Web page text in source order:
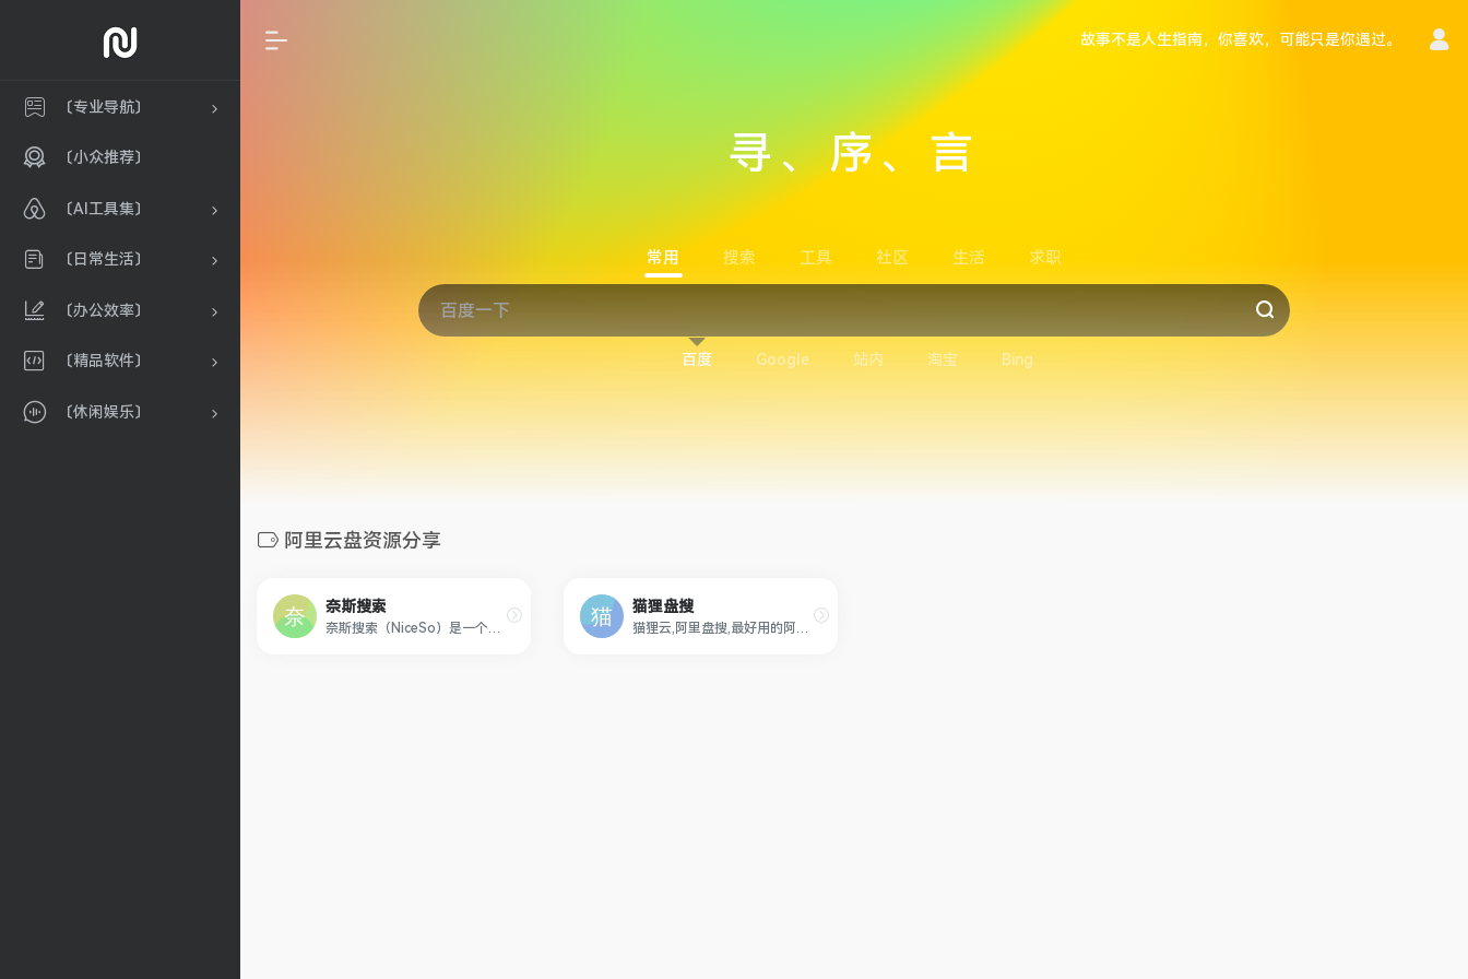
〔专业导航〕
〔小众推荐〕
〔AI工具集〕
〔日常生活〕
〔办公效率〕
〔精品软件〕
〔休闲娱乐〕
故事不是人生指南，你喜欢，可能只是你遇过。
寻、序、言
常用 搜索 工具 社区 生活 求职
百度 Google 站内 淘宝 Bing
阿里云盘资源分享
奈斯搜索
奈斯搜索（NiceSo）是一个资源超丰富的网盘资源搜索网站，奈斯搜索专注于收录全网阿里云盘资源，包括：影视资源、音乐资源、图片资源、电子书资源、软件资源、小说资源等等。只需要输入关键词即可搜索全网阿里云盘资源，直接提供阿里云盘分享链接，大家可以保存至自己的阿里云盘或者直接下载。
猫狸盘搜
猫狸云,阿里盘搜,最好用的阿里云盘资源搜索站,每天更新海量资源,失效资源实时删除